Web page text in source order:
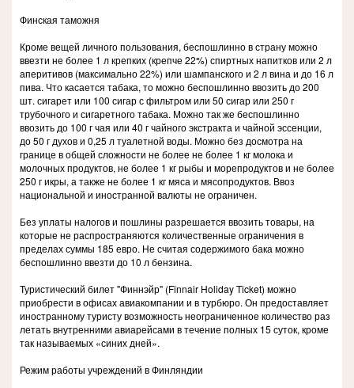
Финская таможня
Кроме вещей личного пользования, беспошлинно в страну можно
ввезти не более 1 л крепких (крепче 22%) спиртных напитков или 2 л
аперитивов (максимально 22%) или шампанского и 2 л вина и до 16 л
пива. Что касается табака, то можно беспошлинно ввозить до 200
шт. сигарет или 100 сигар с фильтром или 50 сигар или 250 г
трубочного и сигаретного табака. Можно так же беспошлинно
ввозить до 100 г чая или 40 г чайного экстракта и чайной эссенции,
до 50 г духов и 0,25 л туалетной воды. Можно без досмотра на
границе в общей сложности не более не более 1 кг молока и
молочных продуктов, не более 1 кг рыбы и морепродуктов и не более
250 г икры, а также не более 1 кг мяса и мясопродуктов. Ввоз
национальной и иностранной валюты не ограничен.
Без уплаты налогов и пошлины разрешается ввозить товары, на
которые не распространяются количественные ограничения в
пределах суммы 185 евро. Не считая содержимого бака можно
беспошлинно ввезти до 10 л бензина.
Туристический билет "Финнэйр" (Finnair Holiday Ticket) можно
приобрести в офисах авиакомпании и в турбюро. Он предоставляет
иностранному туристу возможность неограниченное количество раз
летать внутренними авиарейсами в течение полных 15 суток, кроме
так называемых «синих дней».
Режим работы учреждений в Финляндии